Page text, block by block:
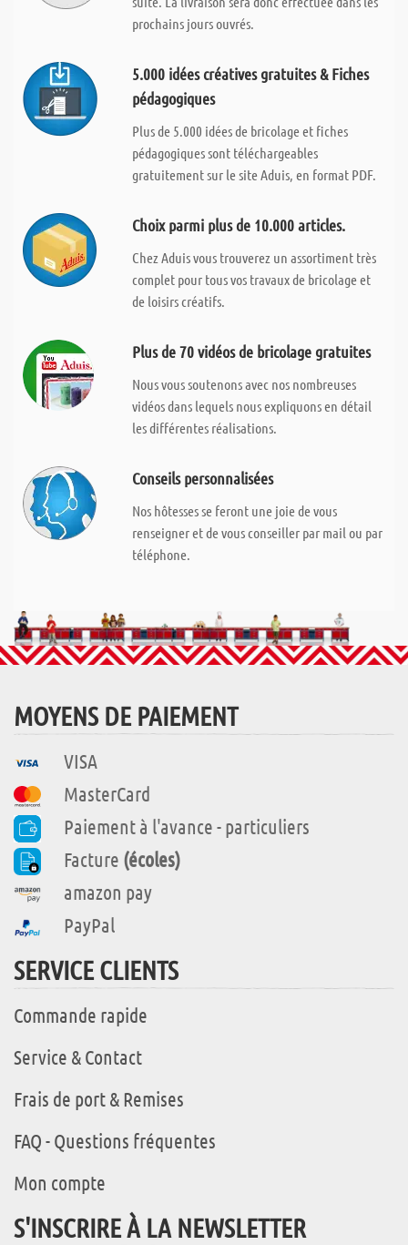
prochains jours ouvrés.
5.000 idées créatives gratuites & Fiches
pédagogiques
Plus de 5.000 idées de bricolage et fiches
pédagogiques sont téléchargeables
gratuitement sur le site Aduis, en format PDF.
Choix parmi plus de 10.000 articles.
Chez Aduis vous trouverez un assortiment très
complet pour tous vos travaux de bricolage et
de loisirs créatifs.
Plus de 70 vidéos de bricolage gratuites
Nous vous soutenons avec nos nombreuses
vidéos dans lequels nous expliquons en détail
les différentes réalisations.
Conseils personnalisées
Nos hôtesses se feront une joie de vous
renseigner et de vous conseiller par mail ou par
téléphone.
MOYENS DE PAIEMENT
VISA
MasterCard
Paiement à l'avance - particuliers
Facture (écoles)
amazon pay
PayPal
SERVICE CLIENTS
Commande rapide
Service & Contact
Frais de port & Remises
FAQ - Questions fréquentes
Mon compte
S'INSCRIRE À LA NEWSLETTER